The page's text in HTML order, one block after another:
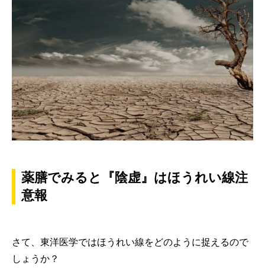
薬膳でみると『陰虚』はほうれい線注
意報
さて、東洋医学ではほうれい線をどのように捉えるので
しょうか？